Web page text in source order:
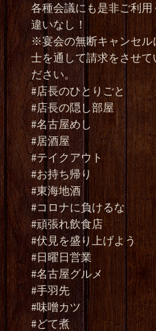
各種会議にも是非ご利
違いなし！
※宴会の無断キャンセル
士を通して請求をさせ
ださい。
#店長のひとりごと
#店長の隠し部屋
#名古屋めし
#居酒屋
#テイクアウト
#お持ち帰り
#東海地酒
#コロナに負けるな
#頑張れ飲食店
#伏見を盛り上げよう
#日曜日営業
#名古屋グルメ
#手羽先
#味噌カツ
#どて煮